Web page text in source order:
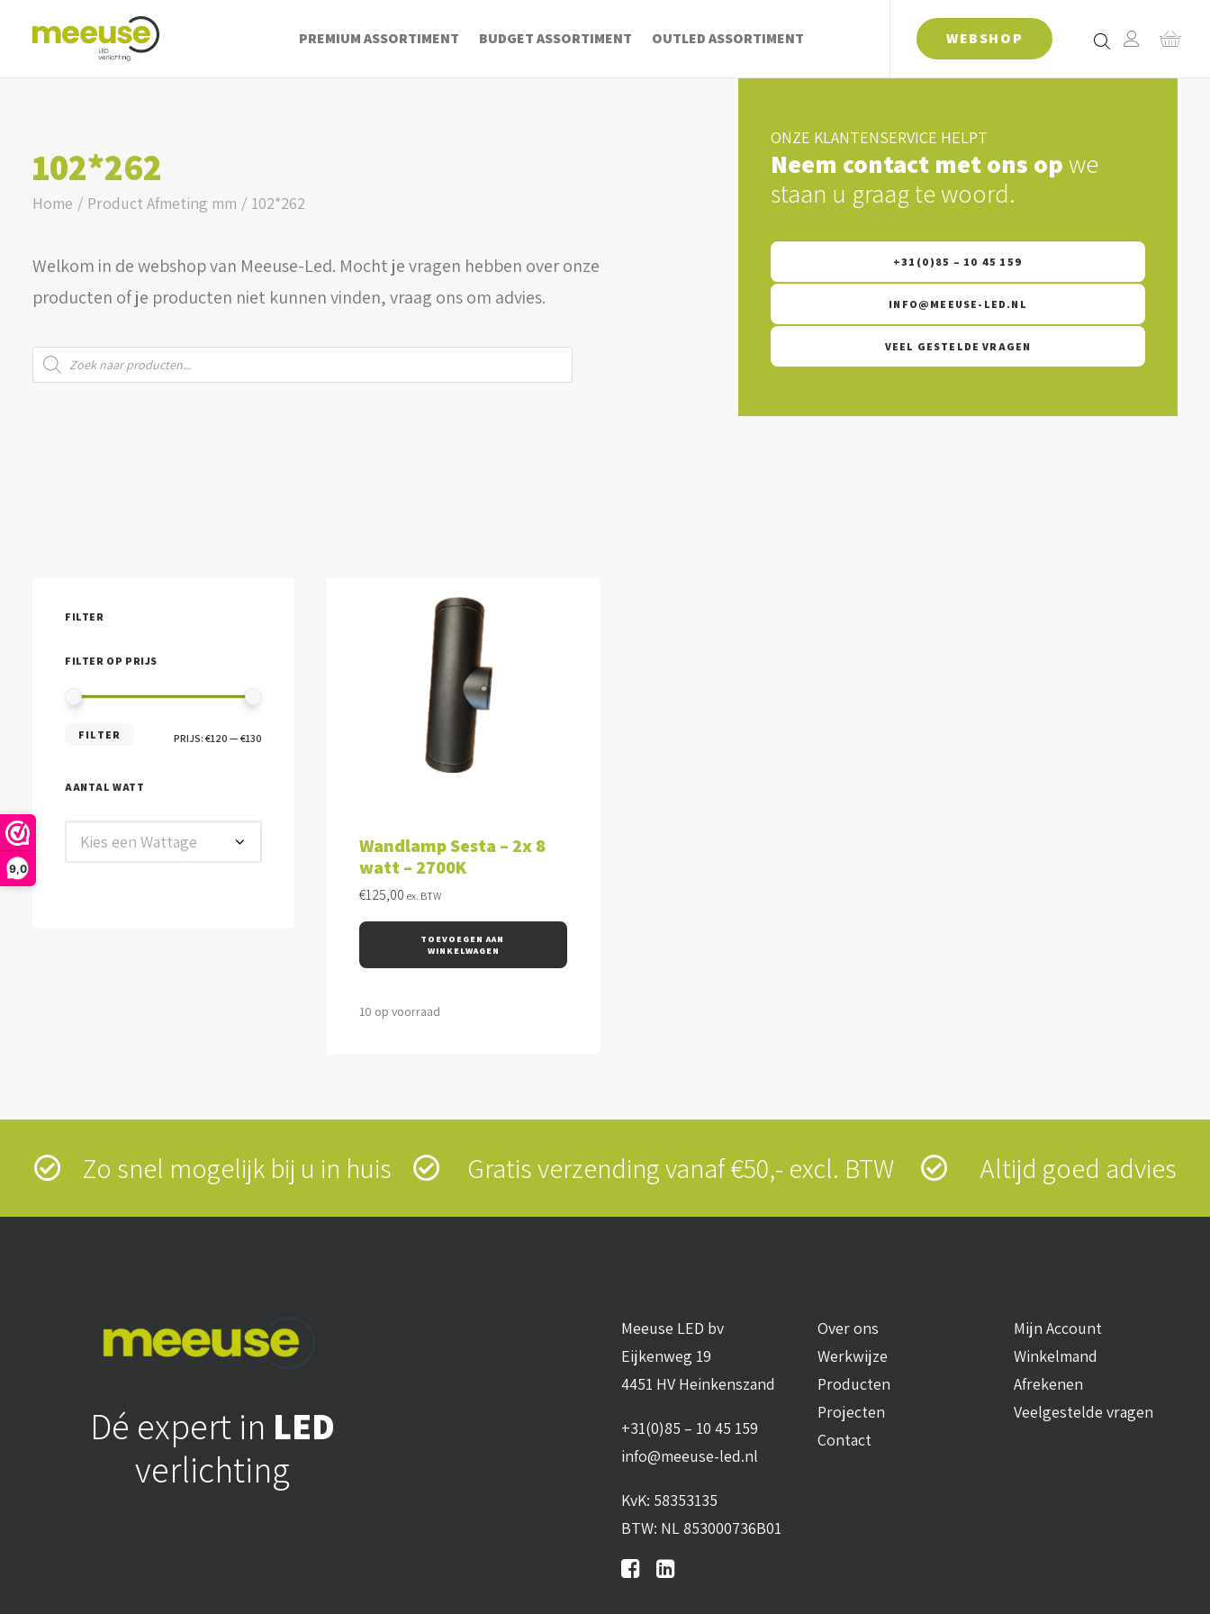
9,0
PREMIUM ASSORTIMENT BUDGET ASSORTIMENT OUTLED ASSORTIMENT WEBSHOP
102*262
Home Product Afmeting mm 102*262
Welkom in de webshop van Meeuse-Led. Mocht je vragen hebben over onze
producten of je producten niet kunnen vinden, vraag ons om advies.
Producten
zoeken
ONZE KLANTENSERVICE HELPT
Neem contact met ons opwe
staan u graag te woord.
+31(0)85 – 10 45 159
INFO@MEEUSE-LED.NL
VEEL GESTELDE VRAGEN
FILTER
FILTER OP PRIJS
FILTER PRIJS: €120 — €130
AANTAL WATT
Kies een Wattage
Wandlamp Sesta – 2x 8
watt – 2700K
€125,00 ex. BTW
TOEVOEGEN AAN
WINKELWAGEN
10 op voorraad
Zo snel mogelijk bij u in huis Gratis verzending vanaf €50,- excl. BTW Altijd goed advies
Dé expert in LED
verlichting
Meeuse LED bv
Eijkenweg 19
4451 HV Heinkenszand
+31(0)85 – 10 45 159
info@meeuse-led.nl
KvK: 58353135
BTW: NL 853000736B01
Over ons
Werkwijze
Producten
Projecten
Contact
Mijn Account
Winkelmand
Afrekenen
Veelgestelde vragen